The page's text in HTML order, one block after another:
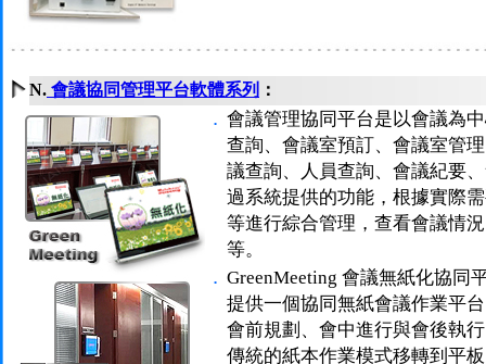
N. 會議協同管理平台軟體系列 ：
． 會議管理協同平台是以會議為
查詢、會議室預訂、會議室管
議查詢、人員查詢、會議紀要
過系統提供的功能，根據實際
等進行綜合管理，查看會議情
等。
． GreenMeeting 會議無紙化協同
提供一個協同無紙會議作業平
會前規劃、會中進行與會後執
傳統的紙本作業模式移轉到平